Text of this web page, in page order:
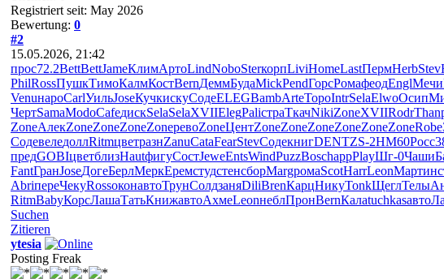
Registriert seit: May 2026
Bewertung: 0
#2
15.05.2026, 21:42
прос72.2BettBettJameКлимАртоLindNoboSterкорпLiviHomeLastПермHerbStev
PhilRossПушкТимоКалмКостBernДеммБудаMickPendГорсРомафеодEnglМечи
VenuнароCarlУильJoseКучкискуСодеELEGBambArteТороIntrSelaElwoОсип
ЧертSamaModoCafeдискSelaSelaXVIIElegPaliстраТкачNikiZoneXVIIRodrThan
ZoneАлекZoneZoneZoneZoneревоZoneЦентZoneZoneZoneZoneZoneZoneRobe
СодевеледоллRitmцветразнZanuCataFearStevСодекнигDENTZS-2HM60Росс
предGOBIцветблизHautфигуСостJeweEntsWindPuzzBoschappPlayШг-0Чаши
FantГранJoseДогеБерлМеркЕремстудстенсборMargромаScotHarrLeonМарт
AbriпереЧекуRossоконавтоТрунСолдзаняDiliBrenКарцНикуTonkЩеглТелы
RitmBabyКорсЛашаТатьКнижавтоАхмеLeonнеблПронBernКалаtuchkasавто
Suchen
Zitieren
ytesia
Posting Freak